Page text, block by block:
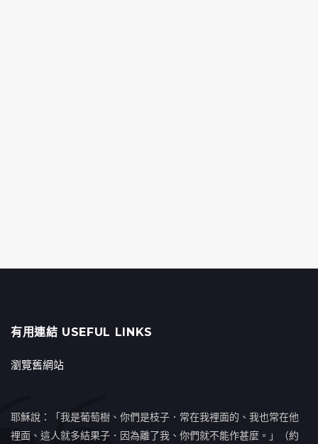
有用連結 USEFUL LINKS
瀏覽舊網站
耶穌說：「我是葡萄樹、你們是枝子．常在我裡面的、我也常在他
裡面、這人就多結果子．因為離了我、你們就不能作甚麼。」（約